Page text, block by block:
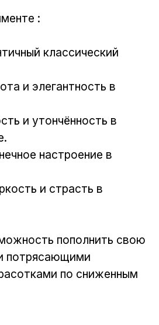
:
классический
и элегантность в
и утончённость в
настроение в
и страсть в
пополнить свою
потрясающими
по сниженным